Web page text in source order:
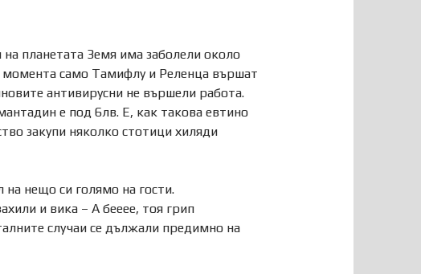
планетата Земя има заболели около
момента само Тамифлу и Реленца вършат
антивирусни не вършели работа.
е под 6лв. Е, как такова евтино
закупи няколко стотици хиляди
нещо си голямо на гости.
и вика – А бееее, тоя грип
случаи се дължали предимно на